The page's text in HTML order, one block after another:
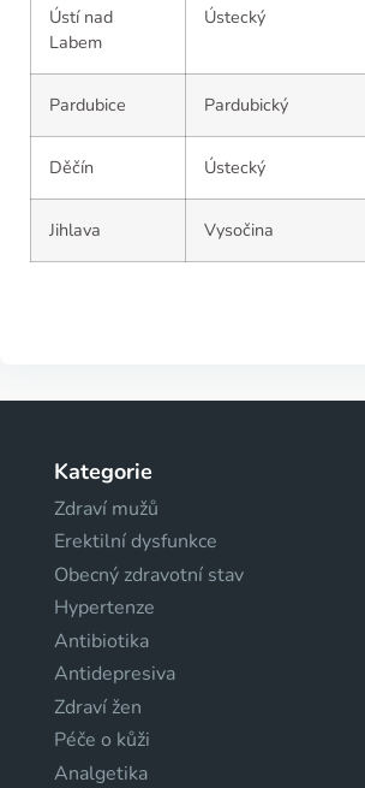
Ústí nad
Labem
Ústecký
Pardubice Pardubický
Děčín Ústecký
Jihlava Vysočina
Kategorie
Zdraví mužů
Erektilní dysfunkce
Obecný zdravotní stav
Hypertenze
Antibiotika
Antidepresiva
Zdraví žen
Péče o kůži
Analgetika